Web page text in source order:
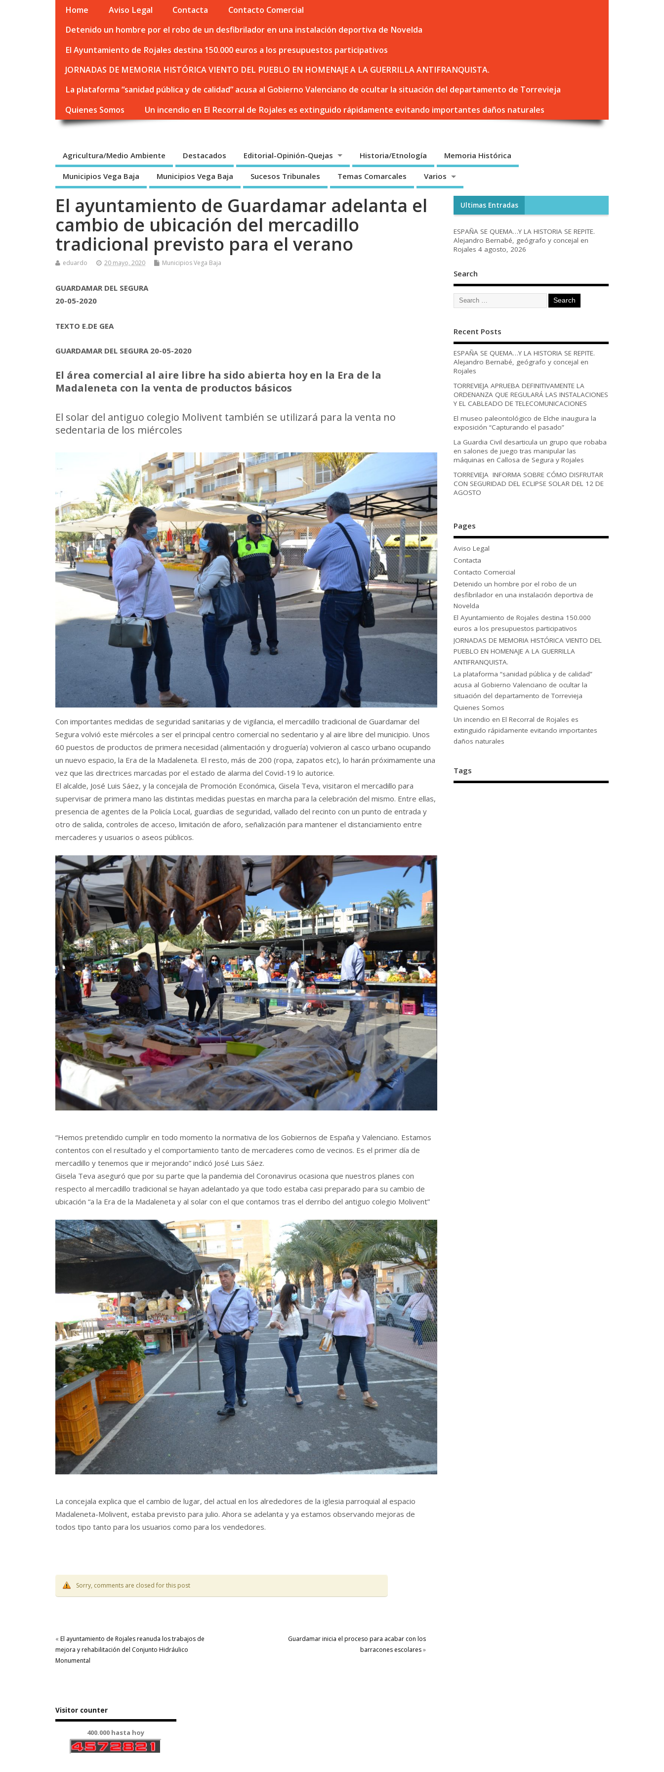
Home Aviso Legal Contacta
Contacto Comercial
Detenido un hombre por el robo de un desfibrilador en una instalación deportiva de Novelda
El Ayuntamiento de Rojales destina 150.000 euros a los presupuestos participativos
JORNADAS DE MEMORIA HISTÓRICA VIENTO DEL PUEBLO EN HOMENAJE A LA GUERRILLA ANTIFRANQUISTA.
La plataforma “sanidad pública y de calidad” acusa al Gobierno Valenciano de ocultar la situación del departamento de Torrevieja
Quienes Somos
Un incendio en El Recorral de Rojales es extinguido rápidamente evitando importantes daños naturales
Agricultura/Medio Ambiente Destacados Editorial-Opinión-Quejas Historia/Etnología Memoria Histórica
Municipios Vega Baja Municipios Vega Baja Sucesos Tribunales Temas Comarcales Varios
El ayuntamiento de Guardamar adelanta el
cambio de ubicación del mercadillo
tradicional previsto para el verano
eduardo 20 mayo, 2020 Municipios Vega Baja
GUARDAMAR DEL SEGURA
20-05-2020
TEXTO E.DE GEA
GUARDAMAR DEL SEGURA 20-05-2020
El área comercial al aire libre ha sido abierta hoy en la Era de la
Madaleneta con la venta de productos básicos
El solar del antiguo colegio Molivent también se utilizará para la venta no
sedentaria de los miércoles
Con importantes medidas de seguridad sanitarias y de vigilancia, el mercadillo tradicional de Guardamar del
Segura volvió este miércoles a ser el principal centro comercial no sedentario y al aire libre del municipio. Unos
60 puestos de productos de primera necesidad (alimentación y droguería) volvieron al casco urbano ocupando
un nuevo espacio, la Era de la Madaleneta. El resto, más de 200 (ropa, zapatos etc), lo harán próximamente una
vez que las directrices marcadas por el estado de alarma del Covid-19 lo autorice.
El alcalde, José Luis Sáez, y la concejala de Promoción Económica, Gisela Teva, visitaron el mercadillo para
supervisar de primera mano las distintas medidas puestas en marcha para la celebración del mismo. Entre ellas,
presencia de agentes de la Policía Local, guardias de seguridad, vallado del recinto con un punto de entrada y
otro de salida, controles de acceso, limitación de aforo, señalización para mantener el distanciamiento entre
mercaderes y usuarios o aseos públicos.
“Hemos pretendido cumplir en todo momento la normativa de los Gobiernos de España y Valenciano. Estamos
contentos con el resultado y el comportamiento tanto de mercaderes como de vecinos. Es el primer día de
mercadillo y tenemos que ir mejorando” indicó José Luis Sáez.
Gisela Teva aseguró que por su parte que la pandemia del Coronavirus ocasiona que nuestros planes con
respecto al mercadillo tradicional se hayan adelantado ya que todo estaba casi preparado para su cambio de
ubicación “a la Era de la Madaleneta y al solar con el que contamos tras el derribo del antiguo colegio Molivent”
La concejala explica que el cambio de lugar, del actual en los alrededores de la iglesia parroquial al espacio
Madaleneta-Molivent, estaba previsto para julio. Ahora se adelanta y ya estamos observando mejoras de
todos tipo tanto para los usuarios como para los vendedores.
Sorry, comments are closed for this post
« El ayuntamiento de Rojales reanuda los trabajos de
mejora y rehabilitación del Conjunto Hidráulico
Monumental
Guardamar inicia el proceso para acabar con los
barracones escolares»
Ultimas Entradas
ESPAÑA SE QUEMA…Y LA HISTORIA SE REPITE.
Alejandro Bernabé, geógrafo y concejal en
Rojales 4 agosto, 2026
Search
Recent Posts
ESPAÑA SE QUEMA…Y LA HISTORIA SE REPITE.
Alejandro Bernabé, geógrafo y concejal en
Rojales
TORREVIEJA APRUEBA DEFINITIVAMENTE LA
ORDENANZA QUE REGULARÁ LAS INSTALACIONES
Y EL CABLEADO DE TELECOMUNICACIONES
El museo paleontológico de Elche inaugura la
exposición “Capturando el pasado”
La Guardia Civil desarticula un grupo que robaba
en salones de juego tras manipular las
máquinas en Callosa de Segura y Rojales
TORREVIEJA INFORMA SOBRE CÓMO DISFRUTAR
CON SEGURIDAD DEL ECLIPSE SOLAR DEL 12 DE
AGOSTO
Pages
Aviso Legal
Contacta
Contacto Comercial
Detenido un hombre por el robo de un
desfibrilador en una instalación deportiva de
Novelda
El Ayuntamiento de Rojales destina 150.000
euros a los presupuestos participativos
JORNADAS DE MEMORIA HISTÓRICA VIENTO DEL
PUEBLO EN HOMENAJE A LA GUERRILLA
ANTIFRANQUISTA.
La plataforma “sanidad pública y de calidad”
acusa al Gobierno Valenciano de ocultar la
situación del departamento de Torrevieja
Quienes Somos
Un incendio en El Recorral de Rojales es
extinguido rápidamente evitando importantes
daños naturales
Tags
Visitor counter
400.000 hasta hoy